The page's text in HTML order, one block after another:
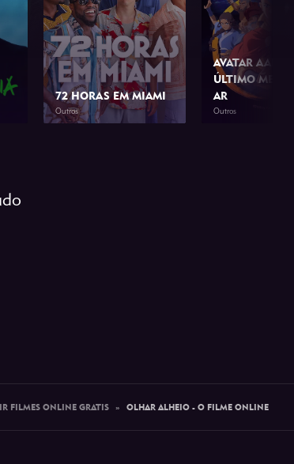
72 HORAS EM MIAMI
Outros
AVATAR AANG:
ÚLTIMO
AR
Outros
FILMES ONLINE GRATIS » OLHAR ALHEIO - O FILME ONLINE